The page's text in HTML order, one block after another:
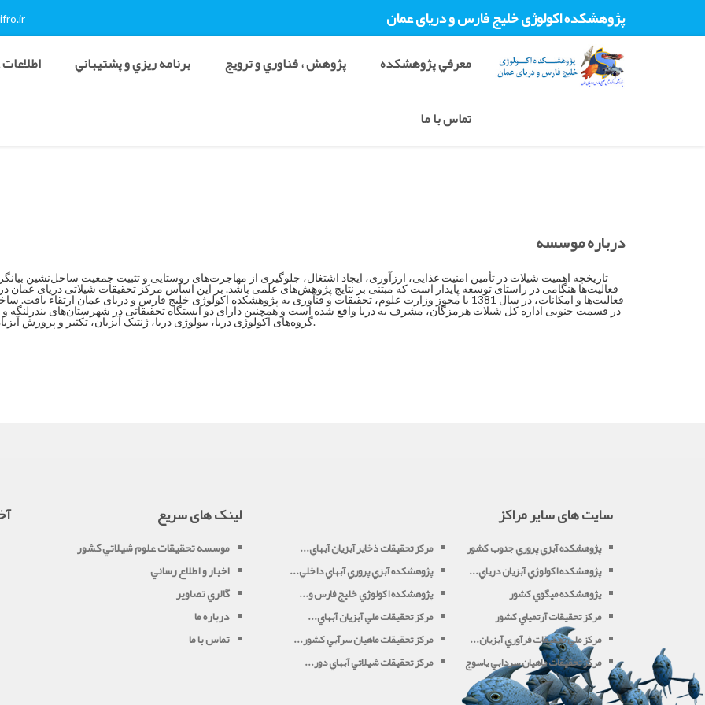
پژوهشکده اکولوژی خليج فارس و دريای عمان
معرفي پژوهشکده پژوهش ، فناوري و ترويج برنامه ريزي و پشتيباني
تماس با ما
درباره موسسه
تاریخچه اهمیت شیلات در تأمین امنیت غذایی، ارزآوری، ایجاد اشتغال، جلوگیری از مهاجرت‌های روستایی و تثبیت جمعیت ساحل‌نشین
در قسمت جنوبی اداره کل شیلات هرمزگان، مشرف به دریا واقع شده است و همچنین دارای دو ایستگاه تحقیقاتی در شهرستان‌های بندرلنگه
گروه‌های اکولوژی دریا، بیولوژی دریا، ژنتیک آبزیان، تکثیر و پرورش آبزیان و فرآوری آبزیان دریایی، بهداشت و بیماری ها انجام می‌گردد.
سایت های سایر مراکز
پژوهشکده آبزي پروري جنوب کشور
مرکز تحقيقات ذخاير آبزيان آبهاي...
پژوهشکده اکولوژي آبزيان درياي...
پژوهشکده آبزي پروري آبهاي داخلي...
پژوهشکده ميگوي کشور
پژوهشکده اکولوژي خليج فارس و...
مرکز تحقيقات آرتمياي کشور
مرکز تحقيقات ملي آبزيان آبهاي...
مرکز ملي تحقيقات فرآوري آبزيان...
مرکز تحقيقات ماهيان سرآبي کشور...
مرکز تحقيقات ماهيان سردابي ياسوج
مرکز تحقيقات شيلاتي آبهاي دور...
لینک های سریع
موسسه تحقيقات علوم شيلاتي کشور
اخبار و اطلاع رساني
گالري تصاوير
درباره ما
تماس با ما